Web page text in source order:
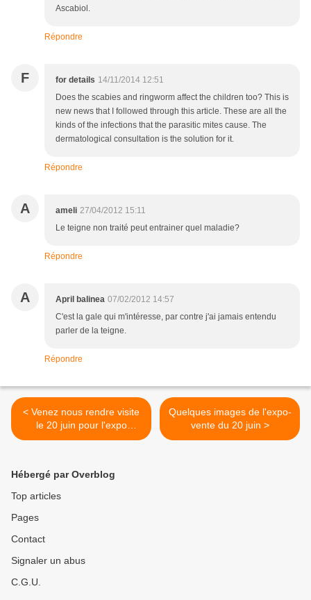
Ascabiol.
Répondre
F for details 14/11/2014 12:51
Does the scabies and ringworm affect the children too? This is
new news that I followed through this article. These are all the
kinds of the infections that the parasitic mites cause. The
dermatological consultation is the solution for it.
Répondre
A ameli 27/04/2012 15:11
Le teigne non traité peut entrainer quel maladie?
Répondre
A April balinea 07/02/2012 14:57
C'est la gale qui m'intéresse, par contre j'ai jamais entendu
parler de la teigne.
Répondre
< Venez nous rendre visite
le 20 juin pour l'expo
d'artisanat !
Quelques images de l'expo-
vente du 20 juin >
Hébergé par Overblog
Top articles
Pages
Contact
Signaler un abus
C.G.U.